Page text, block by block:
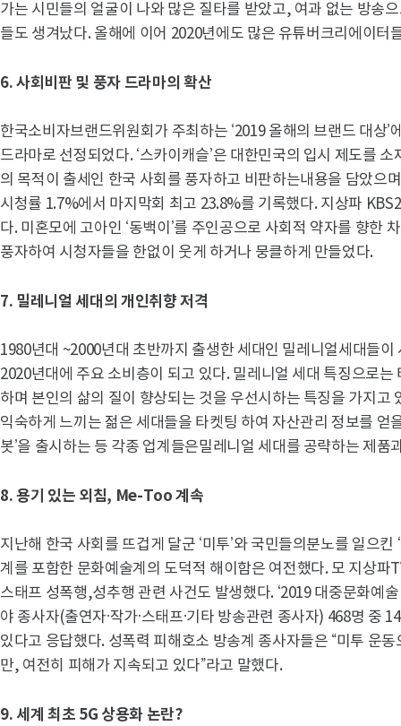
가는 시민들의 얼굴이 나와 많은 질타를 받았고, 여과 없는 방송
들도 생겨났다. 올해에 이어 2020년에도 많은 유튜버크리에이터
6.사회비판 및 풍자 드라마의 확산
한국소비자브랜드위원회가 주최하는 ‘2019 올해의 브랜드 대상’
드라마로 선정되었다. ‘스카이캐슬’은 대한민국의 입시 제도를
의 목적이 출세인 한국 사회를 풍자하고 비판하는내용을 담았으
시청률 1.7%에서 마지막회 최고 23.8%를 기록했다. 지상파
다. 미혼모에 고아인 ‘동백이’를 주인공으로 사회적 약자를 향한
풍자하여 시청자들을 한없이 웃게 하거나 뭉클하게 만들었다.
7. 밀레니얼 세대의 개인취향 저격
1980년대 ~2000년대 초반까지 출생한 세대인 밀레니얼세대들
2020년대에 주요 소비층이 되고 있다. 밀레니얼 세대 특징으로는
하며 본인의 삶의 질이 향상되는 것을 우선시하는 특징을 가지고
익숙하게 느끼는 젊은 세대들을 타켓팅 하여 자산관리 정보를 얻
봇’을 출시하는 등 각종 업계들은밀레니얼 세대를 공략하는 제품
8.용기 있는 외침, Me-Too 계속
지난해 한국 사회를 뜨겁게 달군 ‘미투’와 국민들의분노를 일으
계를 포함한 문화예술계의 도덕적 해이함은 여전했다. 모 지상파
스태프 성폭행,성추행 관련 사건도 발생했다. ‘2019 대중문화예
야 종사자(출연자·작가·스태프·기타 방송관련 종사자) 468명 중
있다고 응답했다. 성폭력 피해호소 방송계 종사자들은 “미투 운
만, 여전히 피해가 지속되고 있다”라고 말했다.
9. 세계 최초 5G 상용화 논란?